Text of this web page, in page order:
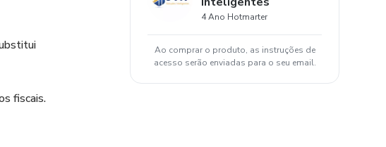
fiscais.
4 Ano Hotmarter
Ao comprar o produto, as instruções de
acesso serão enviadas para o seu email.